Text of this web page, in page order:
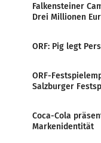
Falkensteiner
Drei Millionen
ORF: Pig legt
ORF-
Salzburger
Coca-Cola
Markenidentität